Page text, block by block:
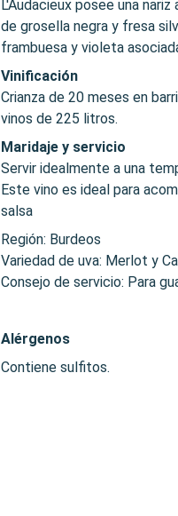
L'Audacieux posee una
de grosella negra y fresa
frambuesa y violeta
Vinificación
Crianza de 20 meses en
vinos de 225 litros.
Maridaje y servicio
Servir idealmente a una
Este vino es ideal para
salsa
Región: Burdeos
Variedad de uva: Merlot y
Consejo de servicio: Para
Alérgenos
Contiene sulfitos.